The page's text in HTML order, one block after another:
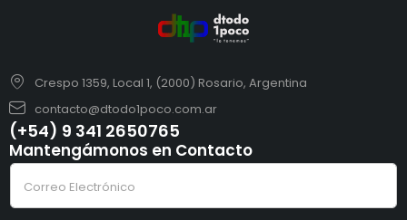
Crespo 1359, Local 1, (2000) Rosario, Argentina
contacto@dtodo1poco.com.ar
(+54) 9 341 2650765
Mantengámonos en Contacto
C
o
r
C